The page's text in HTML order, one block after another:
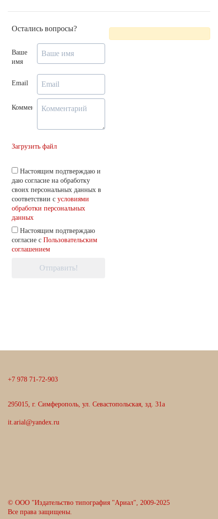
Остались вопросы?
Ваше
имя
Email
Комментарий
Загрузить файл
Настоящим подтверждаю и
даю согласие на обработку
своих персональных данных в
соответствии с условиями
обработки персональных
данных
Настоящим подтверждаю
согласие с Пользовательским
соглашением
Отправить!
+7 978 71-72-903
295015, г. Симферополь, ул. Севастопольская, зд. 31а
it.arial@yandex.ru
© ООО "Издательство типография "Ариал", 2009-2025
Все права защищены.